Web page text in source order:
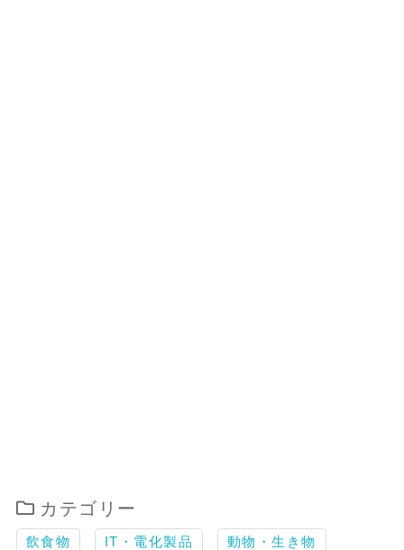
カテゴリー
飲食物 IT・電化製品 動物・生き物